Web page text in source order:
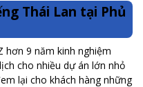
Thái Lan tại Phủ
hơn 9 năm kinh nghiệm
cho nhiều dự án lớn nhỏ
lại cho khách hàng những